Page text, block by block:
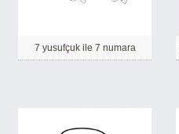
7 yusufçuk ile 7 numara